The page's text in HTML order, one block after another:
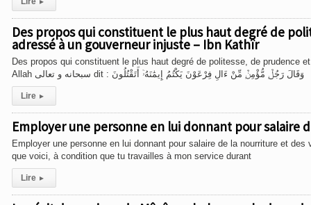
Des propos qui constituent le plus haut degré de
adressé à un gouverneur injuste – Ibn Kathîr
Des propos qui constituent le plus haut degré de politesse, de
Allah سبحانه و تعالى dit : وَقَالَ رَجُلٌۭ مُّؤْمِنٌۭ مِّنْ ءَالِ فِرْعَوْنَ يَكْتُمُ إِيمَٰنَهُۥٓ أَتَقْتُلُونَ
Lire ▸
Employer une personne en lui donnant pour
Employer une personne en lui donnant pour salaire de la nourriture et
que voici, à condition que tu travailles à mon service durant
Lire ▸